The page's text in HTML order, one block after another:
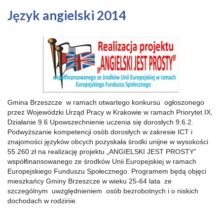
Język angielski 2014
Gmina Brzeszcze w ramach otwartego konkursu ogłoszonego
przez Wojewódzki Urząd Pracy w Krakowie w ramach Priorytet IX,
Działanie 9.6 Upowszechnienie uczenia się dorosłych 9.6.2.
Podwyższanie kompetencji osób dorosłych w zakresie ICT i
znajomości języków obcych pozyskała środki unijne w wysokości
55.260 zł na realizację projektu „ANGIELSKI JEST PROSTY”
współfinansowanego ze środków Unii Europejskiej w ramach
Europejskiego Funduszu Społecznego. Programem będą objęci
mieszkańcy Gminy Brzeszcze w wieku 25-64 lata ze
szczególnym uwzględnieniem osób bezrobotnych i o niskich
dochodach w rodzinie.